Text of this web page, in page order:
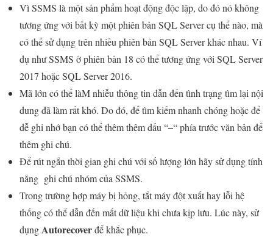
Vì SSMS là một sản phẩm hoạt động độc lập, do đó nó không
tương ứng với bất kỳ một phiên bản SQL Server cụ thể nào, mà
có thể sử dụng trên nhiều phiên bản SQL Server khác nhau. Ví
dụ như SSMS ở phiên bản 18 có thể tương ứng với SQL Server
2017 hoặc SQL Server 2016.
Mã lớn có thể làM nhiễu thông tin dẫn đến tình trạng tìm lại nội
dung đã làm rất khó. Do đó, để tìm kiếm nhanh chóng hoặc để
dễ ghi nhớ bạn có thể thêm thêm dấu “–“ phía trước văn bản để
thêm ghi chú.
Để rút ngắn thời gian ghi chú với số lượng lớn hãy sử dụng tính
năng ghi chú nhóm của SSMS.
Trong trường hợp máy bị hỏng, tắt máy đột xuất hay lỗi hệ
thống có thể dẫn đến mất dữ liệu khi chưa kịp lưu. Lúc này, sử
dụngAutorecoverđể khắc phục.